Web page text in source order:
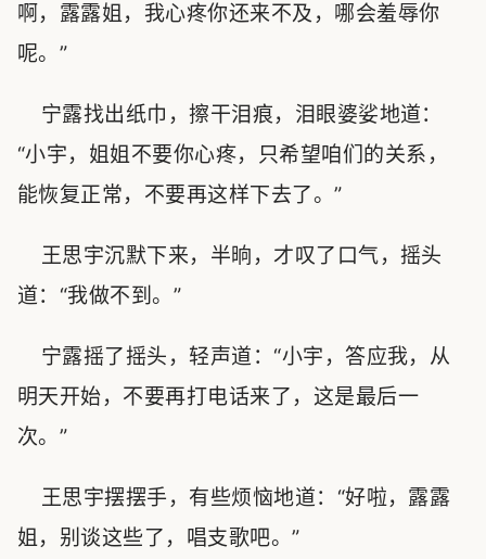
啊，露露姐，我心疼你还来不及，哪会羞辱你
呢。”
宁露找出纸巾，擦干泪痕，泪眼婆娑地道：
“小宇，姐姐不要你心疼，只希望咱们的关系，
能恢复正常，不要再这样下去了。”
王思宇沉默下来，半晌，才叹了口气，摇头
道：“我做不到。”
宁露摇了摇头，轻声道：“小宇，答应我，从
明天开始，不要再打电话来了，这是最后一
次。”
王思宇摆摆手，有些烦恼地道：“好啦，露露
姐，别谈这些了，唱支歌吧。”